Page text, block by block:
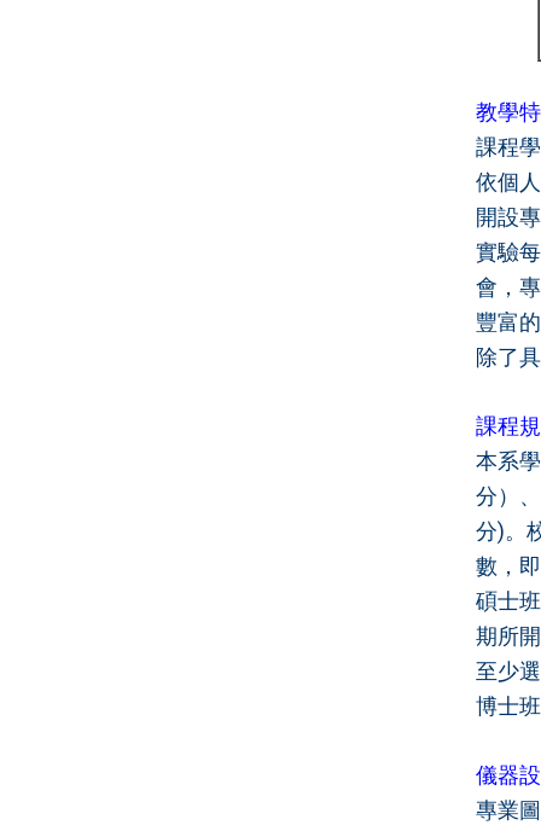
教學
課程
依個
開設
實驗
會，
豐富
除了
課程
本系
分）
分)。
數，
碩士
期所
至少
博士
儀器
專業